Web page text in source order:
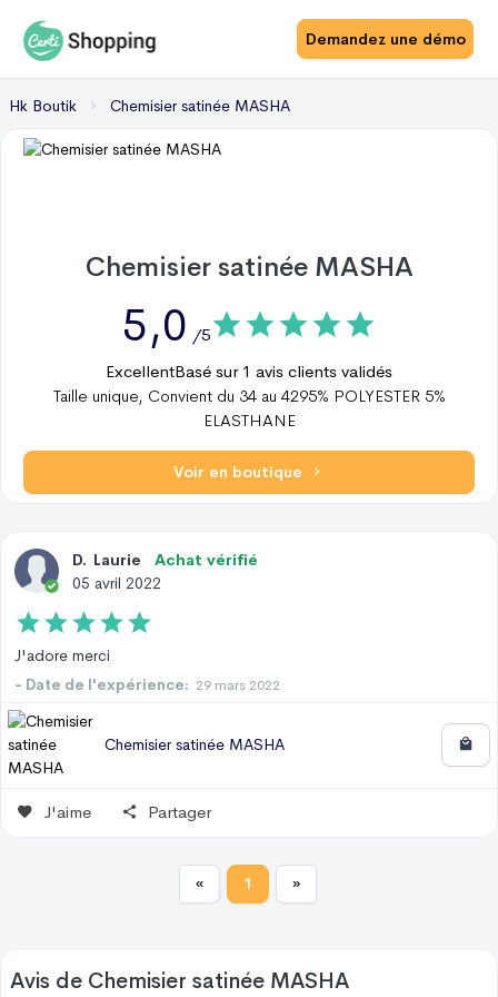
Demandez une démo
Hk Boutik Chemisier satinée MASHA
Chemisier satinée MASHA
5,0 /5
ExcellentBasé sur 1 avis clients validés
Taille unique, Convient du 34 au 4295% POLYESTER 5%
ELASTHANE
Voir en boutique
D. Laurie
Achat vérifié
05 avril 2022
J'adore merci
- Date de l'expérience: 29 mars 2022
Chemisier satinée MASHA
J'aime Partager
« 1 »
Avis de Chemisier satinée MASHA